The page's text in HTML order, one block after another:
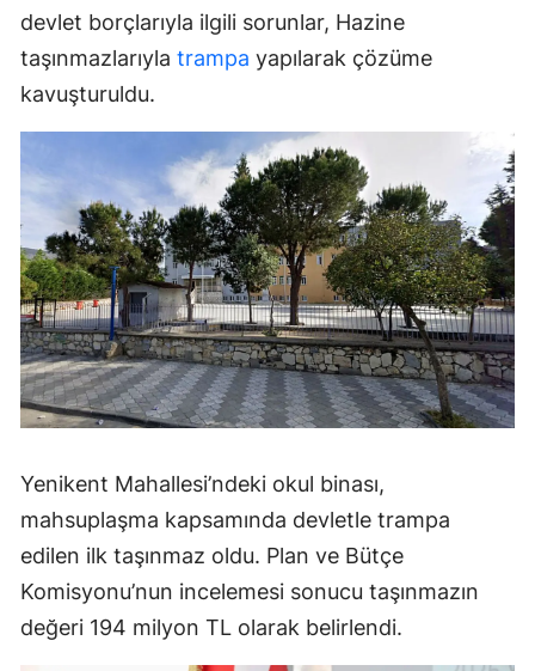
devlet borçlarıyla ilgili sorunlar, Hazine
taşınmazlarıyla trampa yapılarak çözüme
kavuşturuldu.
Yenikent Mahallesi’ndeki okul binası,
mahsuplaşma kapsamında devletle trampa
edilen ilk taşınmaz oldu. Plan ve Bütçe
Komisyonu’nun incelemesi sonucu taşınmazın
değeri 194 milyon TL olarak belirlendi.